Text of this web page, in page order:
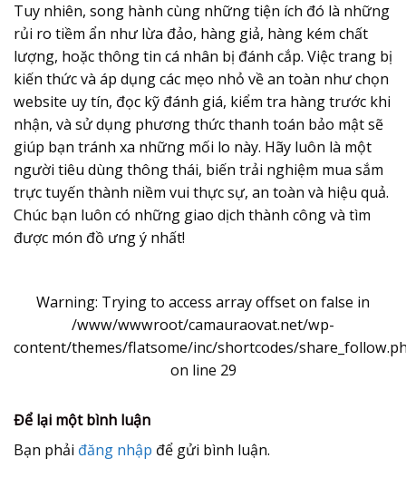
Tuy nhiên, song hành cùng những tiện ích đó là những
rủi ro tiềm ẩn như lừa đảo, hàng giả, hàng kém chất
lượng, hoặc thông tin cá nhân bị đánh cắp. Việc trang bị
kiến thức và áp dụng các mẹo nhỏ về an toàn như chọn
website uy tín, đọc kỹ đánh giá, kiểm tra hàng trước khi
nhận, và sử dụng phương thức thanh toán bảo mật sẽ
giúp bạn tránh xa những mối lo này. Hãy luôn là một
người tiêu dùng thông thái, biến trải nghiệm mua sắm
trực tuyến thành niềm vui thực sự, an toàn và hiệu quả.
Chúc bạn luôn có những giao dịch thành công và tìm
được món đồ ưng ý nhất!
Warning: Trying to access array offset on false in
/www/wwwroot/camauraovat.net/wp-
content/themes/flatsome/inc/shortcodes/
on line 29
Để lại một bình luận
Bạn phải đăng nhập để gửi bình luận.